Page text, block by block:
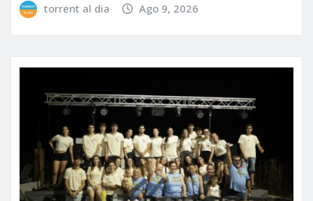
torrent al dia Ago 9, 2026